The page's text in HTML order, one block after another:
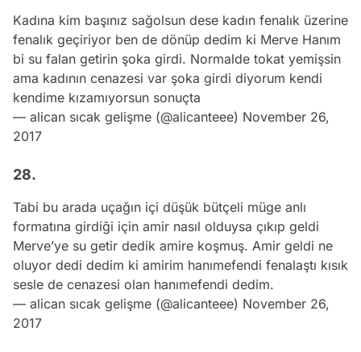
Kadına kim başınız sağolsun dese kadın fenalık üzerine
fenalık geçiriyor ben de dönüp dedim ki Merve Hanım
bi su falan getirin şoka girdi. Normalde tokat yemişsin
ama kadının cenazesi var şoka girdi diyorum kendi
kendime kızamıyorsun sonuçta
— alican sıcak gelişme (@alicanteee) November 26,
2017
28.
Tabi bu arada uçağın içi düşük bütçeli müge anlı
formatına girdiği için amir nasıl olduysa çıkıp geldi
Merve’ye su getir dedik amire koşmuş. Amir geldi ne
oluyor dedi dedim ki amirim hanımefendi fenalaştı kısık
sesle de cenazesi olan hanımefendi dedim.
— alican sıcak gelişme (@alicanteee) November 26,
2017